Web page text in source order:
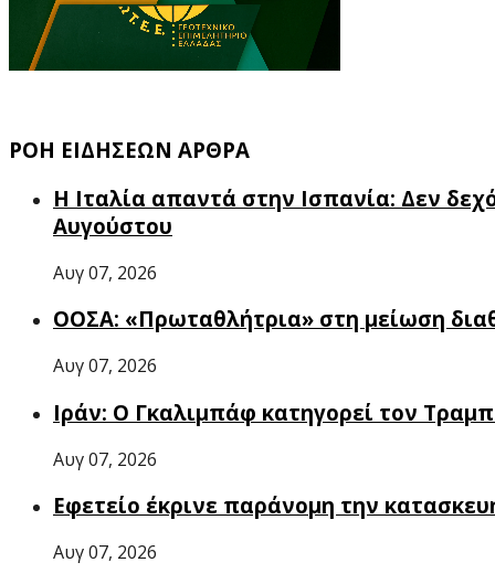
ΡΟΗ ΕΙΔΗΣΕΩΝ ΑΡΘΡΑ
Η Ιταλία απαντά στην Ισπανία: Δεν
Αυγούστου
Αυγ 07, 2026
ΟΟΣΑ: «Πρωταθλήτρια» στη μείωση
Αυγ 07, 2026
Ιράν: Ο Γκαλιμπάφ κατηγορεί τον
Αυγ 07, 2026
Εφετείο έκρινε παράνομη την
Αυγ 07, 2026